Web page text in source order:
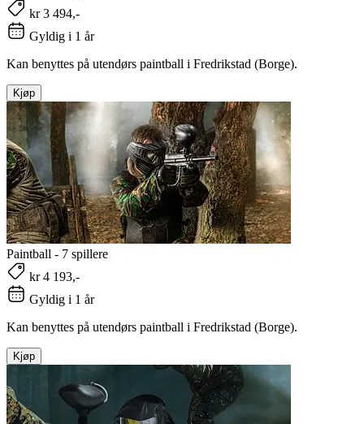
kr 3 494,-
Gyldig i 1 år
Kan benyttes på utendørs paintball i Fredrikstad (Borge).
Kjøp
Paintball - 7 spillere
kr 4 193,-
Gyldig i 1 år
Kan benyttes på utendørs paintball i Fredrikstad (Borge).
Kjøp